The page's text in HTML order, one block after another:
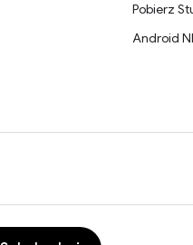
Pobierz
Android